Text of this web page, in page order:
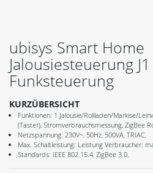
ubisys Smart Home
Jalousiesteuerung
Funksteuerung
KURZÜBERSICHT
Funktionen: 1 Jalousie/Rollladen/Markise/
(Taster), Stromverbrauchsmessung, ZigBee
Netzspannung: 230V~, 50Hz, 500VA, TRIAC,
Max. Schaltleistung: Leistung Verbraucher:
Standards: IEEE 802.15.4, ZigBee 3.0,